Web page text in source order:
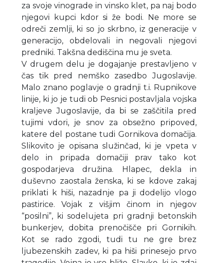
za svoje vinograde in vinsko klet, pa naj bodo
njegovi kupci kdor si že bodi. Ne more se
odreči zemlji, ki so jo skrbno, iz generacije v
generacijo, obdelovali in negovali njegovi
predniki. Takšna dediščina mu je sveta.
V drugem delu je dogajanje prestavljeno v
čas tik pred nemško zasedbo Jugoslavije.
Malo znano poglavje o gradnji t.i. Rupnikove
linije, ki jo je tudi ob Pesnici postavljala vojska
kraljeve Jugoslavije, da bi se zaščitila pred
tujimi vdori, je snov za obsežno pripoved,
katere del postane tudi Gornikova domačija.
Slikovito je opisana služinčad, ki je vpeta v
delo in pripada domačiji prav tako kot
gospodarjeva družina. Hlapec, dekla in
duševno zaostala ženska, ki se kdove zakaj
priklati k hiši, nazadnje pa ji dodelijo vlogo
pastirice. Vojak z višjim činom in njegov
“posilni”, ki sodelujeta pri gradnji betonskih
bunkerjev, dobita prenočišče pri Gornikih.
Kot se rado zgodi, tudi tu ne gre brez
ljubezenskih zadev, ki pa hiši prinesejo prvo